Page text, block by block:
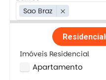
Sao Braz
close
Residencial
Imóveis Residencial
Apartamento